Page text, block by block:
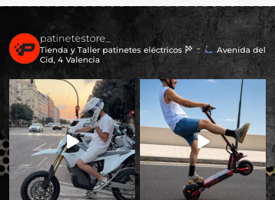
€19,00.€16,00.
patinetestore_
Tienda y Taller patinetes eléctricos
Avenida del
Cid, 4 Valencia